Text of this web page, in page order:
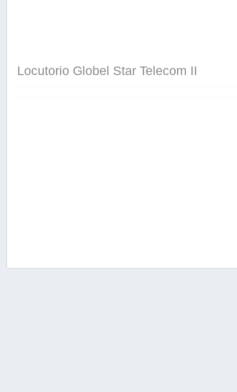
Locutorio Globel Star Telecom II